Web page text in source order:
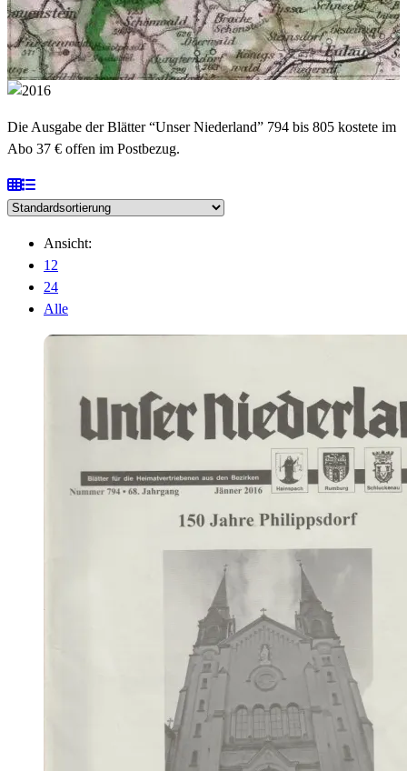
Die Ausgabe der Blätter “Unser Niederland” 794 bis 805 kostete im
Abo 37 € offen im Postbezug.
Ansicht:
12
24
Alle